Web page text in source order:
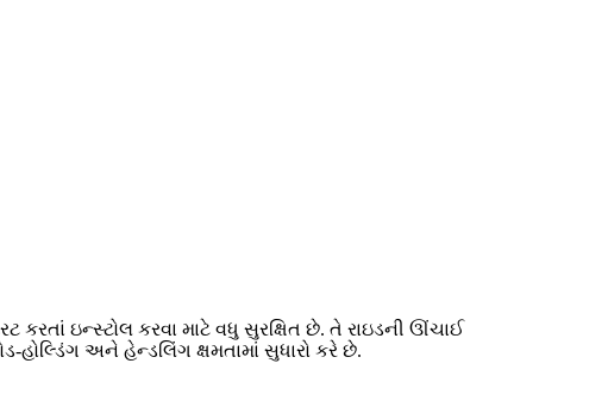
ઇન્સ્ટોલ કરવા માટે વધુ સુરક્ષિત છે. તે રાઇડની ઊંચાઈ
હોલ્ડિંગ અને હેન્ડલિંગ ક્ષમતામાં સુધારો કરે છે.